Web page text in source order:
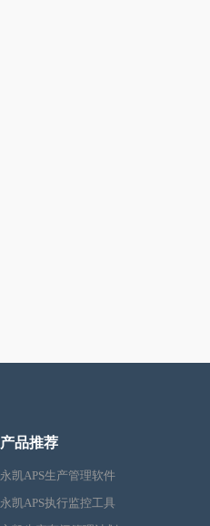
产品推荐
永凯APS生产管理软件
永凯APS执行监控工具